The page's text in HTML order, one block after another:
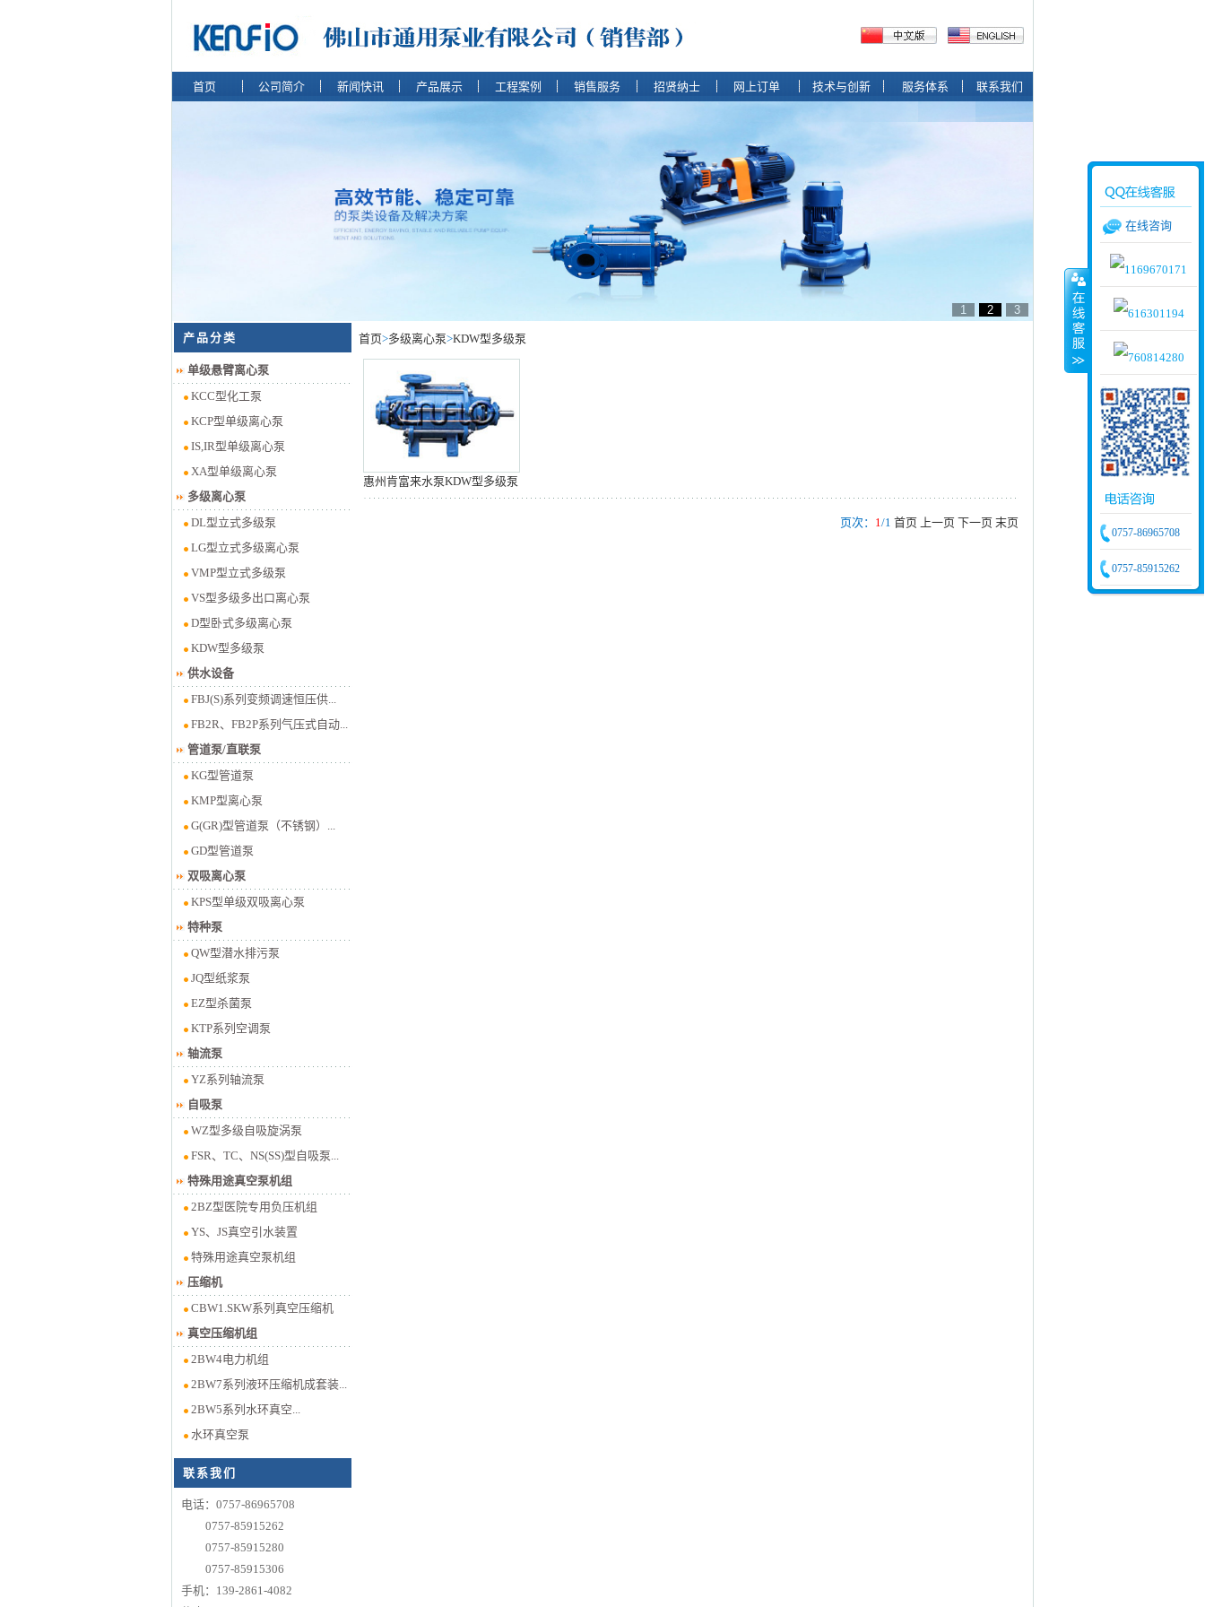
首页 公司简介 新闻快讯 产品展示 工程案例 销售服务 招贤纳士 网上订单 技术与创新 服务体系 联系我们
1 2 3
产品分类
单级悬臂离心泵
KCC型化工泵
KCP型单级离心泵
IS,IR型单级离心泵
XA型单级离心泵
多级离心泵
DL型立式多级泵
LG型立式多级离心泵
VMP型立式多级泵
VS型多级多出口离心泵
D型卧式多级离心泵
KDW型多级泵
供水设备
FBJ(S)系列变频调速恒压供...
FB2R、FB2P系列气压式自动...
管道泵/直联泵
KG型管道泵
KMP型离心泵
G(GR)型管道泵（不锈钢）...
GD型管道泵
双吸离心泵
KPS型单级双吸离心泵
特种泵
QW型潜水排污泵
JQ型纸浆泵
EZ型杀菌泵
KTP系列空调泵
轴流泵
YZ系列轴流泵
自吸泵
WZ型多级自吸旋涡泵
FSR、TC、NS(SS)型自吸泵...
特殊用途真空泵机组
2BZ型医院专用负压机组
YS、JS真空引水装置
特殊用途真空泵机组
压缩机
CBW1.SKW系列真空压缩机
真空压缩机组
2BW4电力机组
2BW7系列液环压缩机成套装...
2BW5系列水环真空...
水环真空泵
联系我们
电话：0757-86965708
0757-85915262
0757-85915280
0757-85915306
手机：139-2861-4082
首页>多级离心泵>KDW型多级泵
惠州肯富来水泵KDW型多级泵
页次： 1/1 首页 上一页 下一页 末页
在线咨询
0757-86965708
0757-85915262